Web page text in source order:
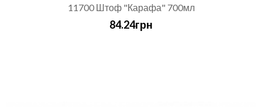
11700 Штоф "Карафа" 700мл
84.24грн